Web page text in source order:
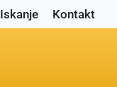
Iskanje Kontakt